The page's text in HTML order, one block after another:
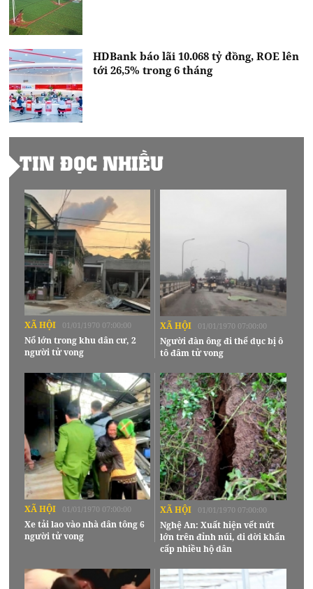
HDBank báo lãi 10.068 tỷ đồng, ROE lên
tới 26,5% trong 6 tháng
TIN ĐỌC NHIỀU
XÃ HỘI 01/01/1970 07:00:00
Nổ lớn trong khu dân cư, 2
người tử vong
XÃ HỘI 01/01/1970 07:00:00
Người đàn ông đi thể dục bị ô
tô đâm tử vong
XÃ HỘI 01/01/1970 07:00:00
Xe tải lao vào nhà dân tông 6
người tử vong
XÃ HỘI 01/01/1970 07:00:00
Nghệ An: Xuất hiện vết nứt
lớn trên đỉnh núi, di dời khẩn
cấp nhiều hộ dân